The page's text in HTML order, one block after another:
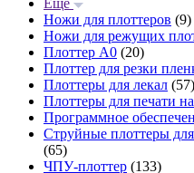
Еще
Ножи для плоттеров (9)
Ножи для режущих
Плоттер А0 (20)
Плоттер для резки
Плоттеры для лекал (57)
Плоттеры для печати
Программное
Струйные плоттеры
(65)
ЧПУ-плоттер (133)